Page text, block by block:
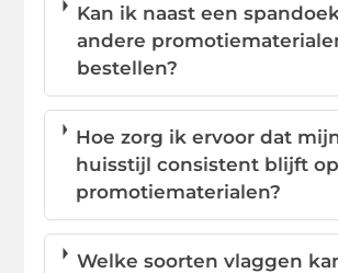
Kan ik naast een
andere
bestellen?
Hoe zorg ik ervoor dat
huisstijl consistent blijft
promotiematerialen?
Welke soorten vlaggen